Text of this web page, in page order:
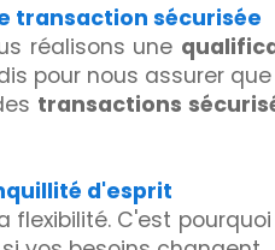
transaction sécurisée
réalisons une
pour nous assurer
transactions
d'esprit
flexibilité. C'est